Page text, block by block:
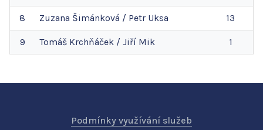
8 Zuzana Šimánková / Petr Uksa 13
9 Tomáš Krchňáček / Jiří Mik 1
Podmínky využívání služeb